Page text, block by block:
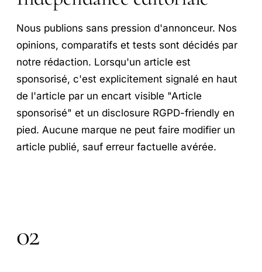
Nous publions sans pression d'annonceur. Nos
opinions, comparatifs et tests sont décidés par
notre rédaction. Lorsqu'un article est
sponsorisé, c'est explicitement signalé en haut
de l'article par un encart visible "Article
sponsorisé" et un disclosure RGPD-friendly en
pied. Aucune marque ne peut faire modifier un
article publié, sauf erreur factuelle avérée.
02